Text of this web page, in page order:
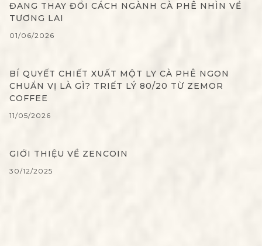
ĐANG THAY ĐỔI CÁCH NGÀNH CÀ PHÊ NHÌN VỀ
TƯƠNG LAI
01/06/2026
BÍ QUYẾT CHIẾT XUẤT MỘT LY CÀ PHÊ NGON
CHUẨN VỊ LÀ GÌ? TRIẾT LÝ 80/20 TỪ ZEMOR
COFFEE
11/05/2026
GIỚI THIỆU VỀ ZENCOIN
30/12/2025